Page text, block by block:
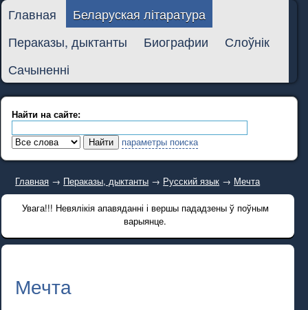
Главная
Беларуская літаратура
Пераказы, дыктанты
Биографии
Слоўнік
Сачыненні
Найти на сайте:
параметры поиска
Главная → Пераказы, дыктанты → Русский язык → Мечта
Увага!!! Невялікія апавяданні і вершы пададзены ў поўным
варыянце.
Мечта